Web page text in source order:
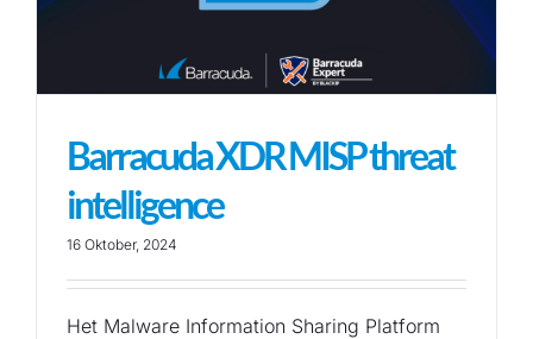
Barracuda XDR MISP threat
intelligence
16 Oktober, 2024
Het Malware Information Sharing Platform